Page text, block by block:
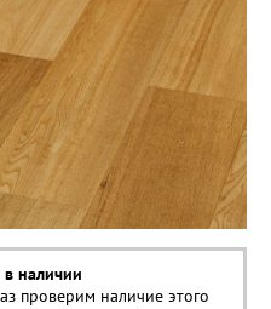
в наличии
проверим наличие этого